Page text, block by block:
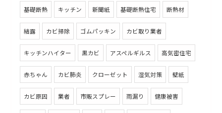
基礎断熱 キッチン 新聞紙 基礎断熱住宅 断熱材
結露 カビ掃除 ゴムパッキン カビ取り業者
キッチンハイター 黒カビ アスペルギルス 高気密住宅
赤ちゃん カビ肺炎 クローゼット 湿気対策 壁紙
カビ原因 業者 市販スプレー 雨漏り 健康被害